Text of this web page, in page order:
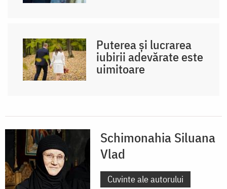
Puterea și lucrarea
iubirii adevărate este
uimitoare
Schimonahia Siluana
Vlad
Cuvinte ale autorului